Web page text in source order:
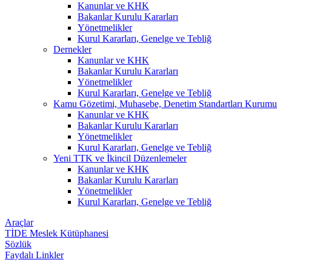
Kanunlar ve KHK
Bakanlar Kurulu Kararları
Yönetmelikler
Kurul Kararları, Genelge ve Tebliğ
Dernekler
Kanunlar ve KHK
Bakanlar Kurulu Kararları
Yönetmelikler
Kurul Kararları, Genelge ve Tebliğ
Kamu Gözetimi, Muhasebe, Denetim Standartları Kurumu
Kanunlar ve KHK
Bakanlar Kurulu Kararları
Yönetmelikler
Kurul Kararları, Genelge ve Tebliğ
Yeni TTK ve İkincil Düzenlemeler
Kanunlar ve KHK
Bakanlar Kurulu Kararları
Yönetmelikler
Kurul Kararları, Genelge ve Tebliğ
Araçlar
TİDE Meslek Kütüphanesi
Sözlük
Faydalı Linkler